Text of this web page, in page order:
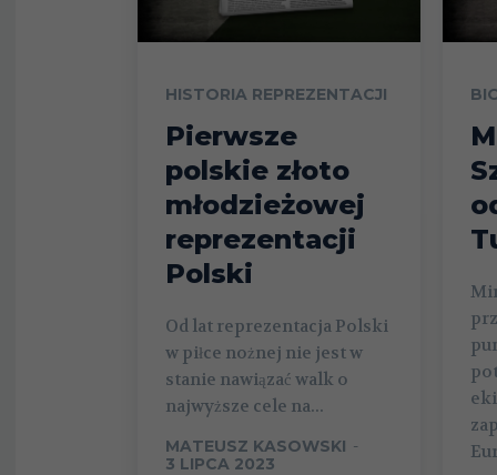
HISTORIA REPREZENTACJI
Pierwsze
polskie złoto
młodzieżowej
reprezentacji
Polski
Od lat reprezentacja Polski
w piłce nożnej nie jest w
stanie nawiązać walk o
najwyższe cele na...
MATEUSZ KASOWSKI -
3 LIPCA 2023